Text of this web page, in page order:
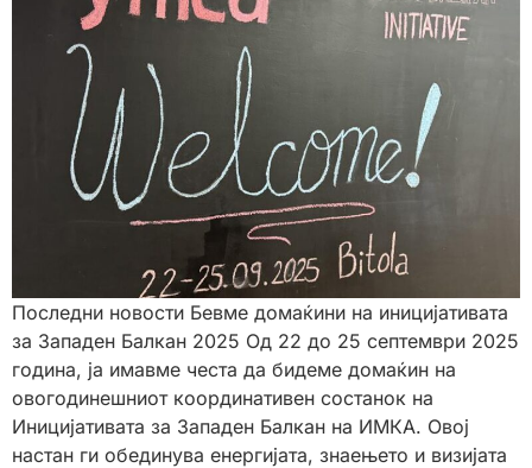
Последни новости Бевме домаќини на иницијативата
за Западен Балкан 2025 Од 22 до 25 септември 2025
година, ја имавме честа да бидеме домаќин на
овогодинешниот координативен состанок на
Иницијативата за Западен Балкан на ИМКА. Овој
настан ги обединува енергијата, знаењето и визијата